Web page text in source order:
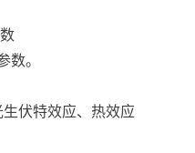
数。
伏特效应、热效应